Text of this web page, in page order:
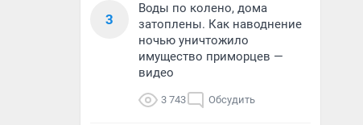
3
Воды по колено, дома
затоплены. Как наводнение
ночью уничтожило
имущество приморцев —
видео
3 743 Обсудить